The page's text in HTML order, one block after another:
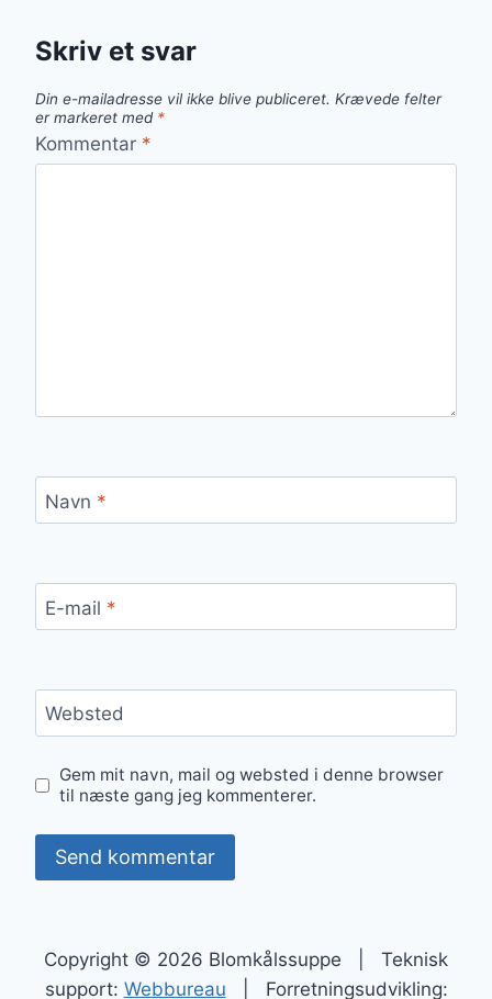
Skriv et svar
Din e-mailadresse vil ikke blive publiceret. Krævede felter
er markeret med *
Kommentar *
Navn *
E-mail *
Websted
Gem mit navn, mail og websted i denne browser
til næste gang jeg kommenterer.
Copyright © 2026 Blomkålssuppe | Teknisk
support: Webbureau | Forretningsudvikling: